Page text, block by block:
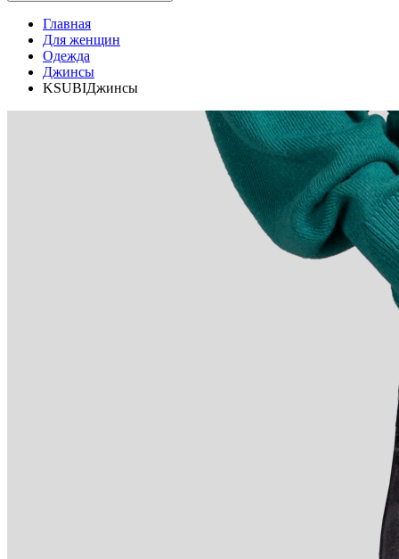
Главная
Для женщин
Одежда
Джинсы
KSUBIДжинсы